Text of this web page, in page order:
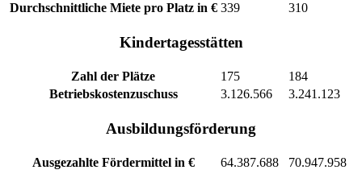
Durchschnittliche Miete pro Platz in € 339 310
Kindertagesstätten
Zahl der Plätze 175
184
Betriebskostenzuschuss
3.126.566 3.241.123
Ausbildungsförderung
Ausgezahlte Fördermittel in € 64.387.688
70.947.958